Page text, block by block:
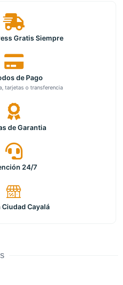
Gratis Siempre
de Pago
tarjetas o transferencia
de Garantia
24/7
Ciudad Cayalá